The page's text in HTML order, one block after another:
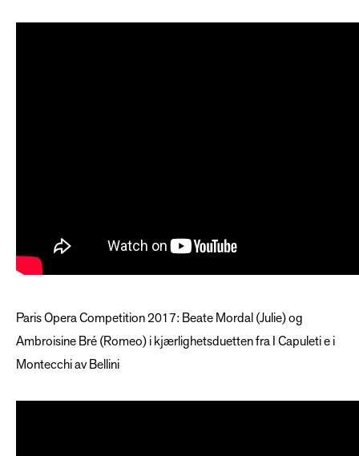
Paris Opera Competition 2017: Beate Mordal (Julie) og
Ambroisine Bré (Romeo) i kjærlighetsduetten fra I Capuleti e i
Montecchi av Bellini